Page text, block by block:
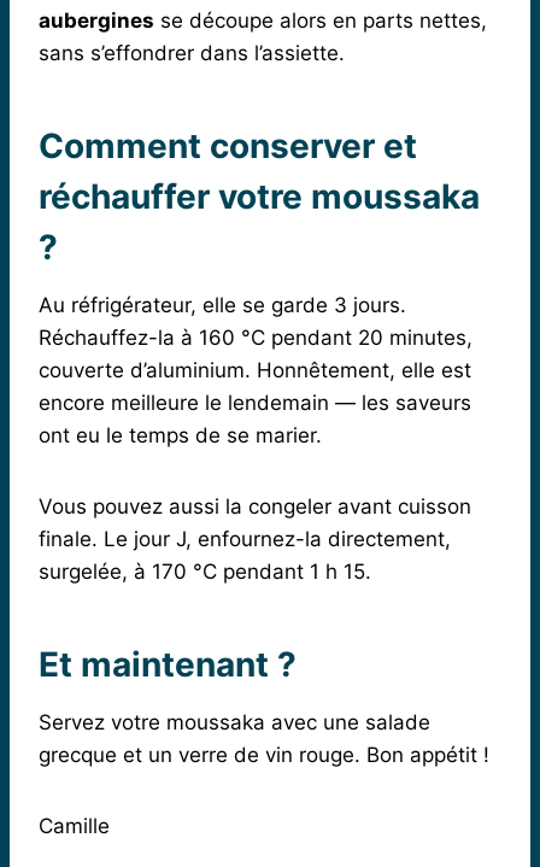
aubergines se découpe alors en parts nettes,
sans s’effondrer dans l’assiette.
Comment conserver et
réchauffer votre moussaka
?
Au réfrigérateur, elle se garde 3 jours.
Réchauffez-la à 160 °C pendant 20 minutes,
couverte d’aluminium. Honnêtement, elle est
encore meilleure le lendemain — les saveurs
ont eu le temps de se marier.
Vous pouvez aussi la congeler avant cuisson
finale. Le jour J, enfournez-la directement,
surgelée, à 170 °C pendant 1 h 15.
Et maintenant ?
Servez votre moussaka avec une salade
grecque et un verre de vin rouge. Bon appétit !
Camille